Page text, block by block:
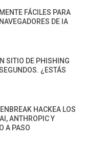
FÁCILES PARA
DE IA
SITIO DE PHISHING
¿ESTÁS
HACKEA LOS
ANTHROPIC Y
A PASO